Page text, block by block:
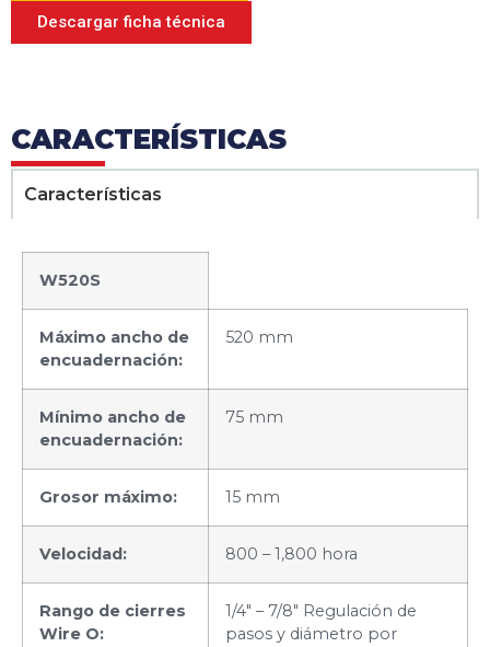
Descargar ficha técnica
CARACTERÍSTICAS
Características
W520S
Máximo ancho de
encuadernación:
520 mm
Mínimo ancho de
encuadernación:
75 mm
Grosor máximo: 15 mm
Velocidad: 800 – 1,800 hora
Rango de cierres
Wire O:
1/4″ – 7/8″ Regulación de
pasos y diámetro por